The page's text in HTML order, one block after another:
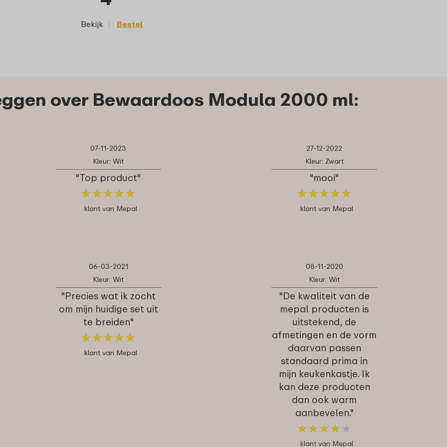
Bekijk Bestel
over Bewaardoos Modula 2000 ml:
07-11-2023
Kleur: Wit
"Top product"
★★★★★
★★★★★
klant van Mepal
27-12-2022
Kleur: Zwart
"mooi"
★★★★★
★★★★★
klant van Mepal
06-03-2021
Kleur: Wit
"Precies wat ik zocht
om mijn huidige set uit
te breiden"
★★★★★
★★★★★
klant van Mepal
08-11-2020
Kleur: Wit
"De kwaliteit van de
mepal producten is
uitstekend, de
afmetingen en de vorm
daarvan passen
standaard prima in
mijn keukenkastje. Ik
kan deze producten
dan ook warm
aanbevelen."
★★★★ ★
★★★★ ★
klant van Mepal